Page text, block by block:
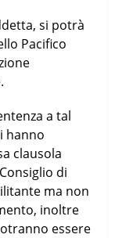
si potrà
Pacifico
a tal
hanno
clausola
di
ma non
inoltre
essere